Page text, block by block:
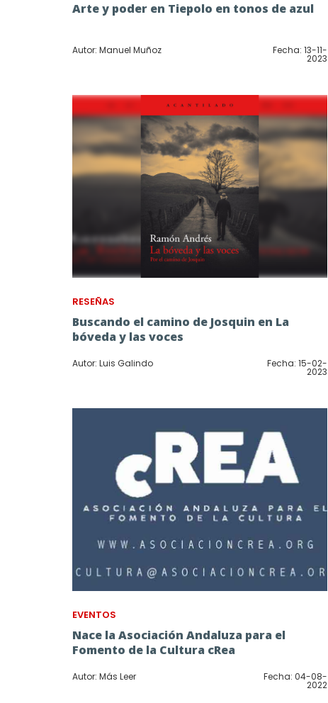
Arte y poder en Tiepolo en tonos de azul
Autor: Manuel Muñoz Fecha: 13-11-
2023
RESEÑAS
Buscando el camino de Josquin en La
bóveda y las voces
Autor: Luis Galindo Fecha: 15-02-
2023
EVENTOS
Nace la Asociación Andaluza para el
Fomento de la Cultura cRea
Autor: Más Leer Fecha: 04-08-
2022